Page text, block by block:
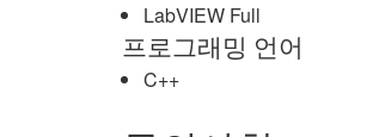
LabVIEW Full
프로그래밍 언어
C++